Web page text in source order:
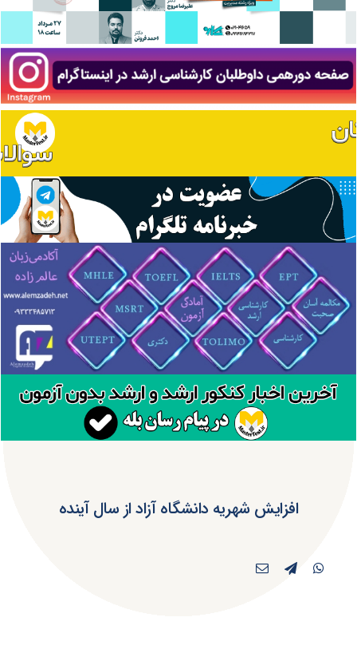
افزایش شهریه دانشگاه آزاد از سال آینده